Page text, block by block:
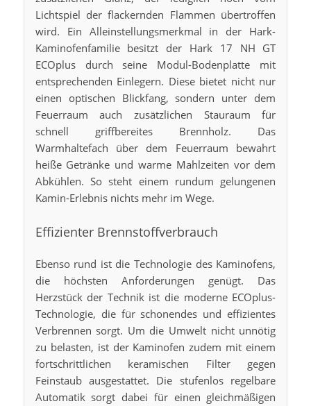
Lichtspiel der flackernden Flammen übertroffen
wird. Ein Alleinstellungsmerkmal in der Hark-
Kaminofenfamilie besitzt der Hark 17 NH GT
ECOplus durch seine Modul-Bodenplatte mit
entsprechenden Einlegern. Diese bietet nicht nur
einen optischen Blickfang, sondern unter dem
Feuerraum auch zusätzlichen Stauraum für
schnell griffbereites Brennholz. Das
Warmhaltefach über dem Feuerraum bewahrt
heiße Getränke und warme Mahlzeiten vor dem
Abkühlen. So steht einem rundum gelungenen
Kamin-Erlebnis nichts mehr im Wege.
Effizienter Brennstoffverbrauch
Ebenso rund ist die Technologie des Kaminofens,
die höchsten Anforderungen genügt. Das
Herzstück der Technik ist die moderne ECOplus-
Technologie, die für schonendes und effizientes
Verbrennen sorgt. Um die Umwelt nicht unnötig
zu belasten, ist der Kaminofen zudem mit einem
fortschrittlichen keramischen Filter gegen
Feinstaub ausgestattet. Die stufenlos regelbare
Automatik sorgt dabei für einen gleichmäßigen